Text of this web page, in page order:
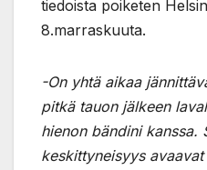
tiedoista poiketen
8.marraskuuta.
-On yhtä aikaa
pitkä tauon jälkeen
hienon bändini kanssa.
keskittyneisyys